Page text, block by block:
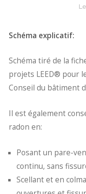
Schéma explicatif:
Schéma tiré de la
projets LEED® pour
Conseil du bâtiment
Il est également
radon en:
Posant un pare-
continu, sans
Scellant et en